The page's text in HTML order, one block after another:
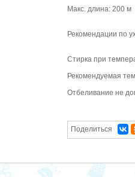
Макс. длина: 200 м
Рекомендации по
Стирка при
Рекомендуемая
Отбеливание не
Поделиться